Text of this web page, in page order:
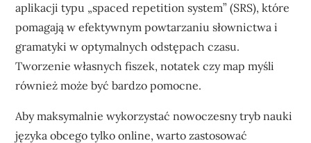
aplikacji typu „spaced repetition system” (SRS), które
pomagają w efektywnym powtarzaniu słownictwa i
gramatyki w optymalnych odstępach czasu.
Tworzenie własnych fiszek, notatek czy map myśli
również może być bardzo pomocne.
Aby maksymalnie wykorzystać nowoczesny tryb nauki
języka obcego tylko online, warto zastosować